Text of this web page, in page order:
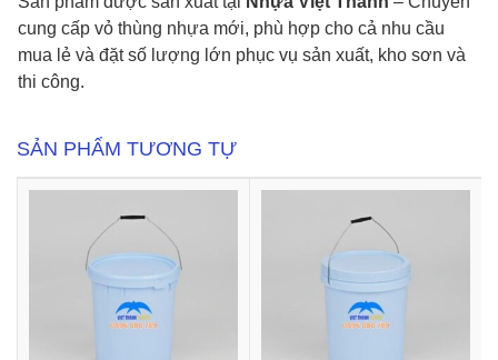
cung cấp vỏ thùng nhựa mới, phù hợp cho cả nhu cầu
mua lẻ và đặt số lượng lớn phục vụ sản xuất, kho sơn và
thi công.
SẢN PHẨM TƯƠNG TỰ